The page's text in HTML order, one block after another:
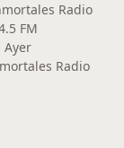
Radio
FM
Ayer
Radio